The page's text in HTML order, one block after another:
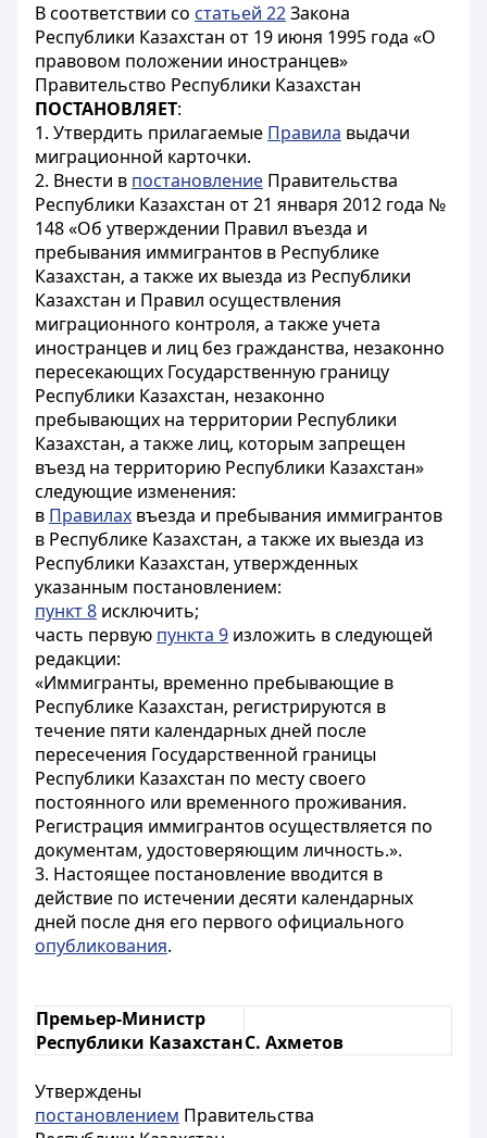
В соответствии со статьей 22Закона
Республики Казахстан от 19 июня 1995 года «О
правовом положении иностранцев»
Правительство Республики Казахстан
ПОСТАНОВЛЯЕТ:
1. Утвердить прилагаемые Правила выдачи
миграционной карточки.
2. Внести в постановление Правительства
Республики Казахстан от 21 января 2012 года №
148 «Об утверждении Правил въезда и
пребывания иммигрантов в Республике
Казахстан, а также их выезда из Республики
Казахстан и Правил осуществления
миграционного контроля, а также учета
иностранцев и лиц без гражданства, незаконно
пересекающих Государственную границу
Республики Казахстан, незаконно
пребывающих на территории Республики
Казахстан, а также лиц, которым запрещен
въезд на территорию Республики Казахстан»
следующие изменения:
в Правилах въезда и пребывания иммигрантов
в Республике Казахстан, а также их выезда из
Республики Казахстан, утвержденных
указанным постановлением:
пункт 8 исключить;
часть первую пункта 9 изложить в следующей
редакции:
«Иммигранты, временно пребывающие в
Республике Казахстан, регистрируются в
течение пяти календарных дней после
пересечения Государственной границы
Республики Казахстан по месту своего
постоянного или временного проживания.
Регистрация иммигрантов осуществляется по
документам, удостоверяющим личность.».
3. Настоящее постановление вводится в
действие по истечении десяти календарных
дней после дня его первого официального
опубликования.
Премьер-Министр
Республики КазахстанС. Ахметов
Утверждены
постановлением Правительства